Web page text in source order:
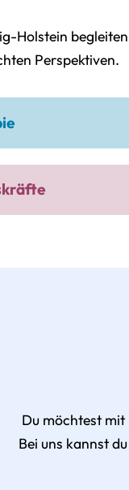
Holstein
Perspektiven.
Du möchtest
Bei uns kannst